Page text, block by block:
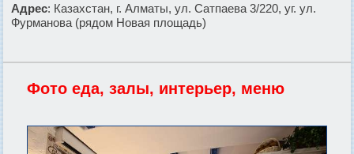
Адрес: Казахстан, г. Алматы, ул. Сатпаева 3/220, уг. ул.
Фурманова (рядом Новая площадь)
Фото еда, залы, интерьер, меню